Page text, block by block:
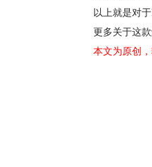
以上就是对
更多关于这
本文为原创